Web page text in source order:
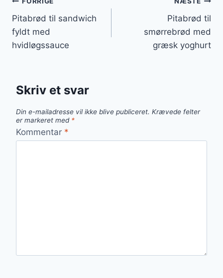
Indlægsnavigation
Pitabrød til sandwich
fyldt med
hvidløgssauce
Pitabrød til
smørrebrød med
græsk yoghurt
Skriv et svar
Din e-mailadresse vil ikke blive publiceret. Krævede felter
er markeret med *
Kommentar *